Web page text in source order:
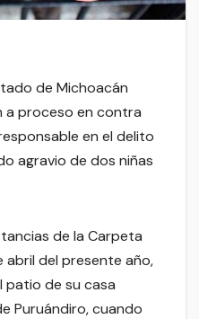
de Michoacán
a proceso en contra
en el delito
agravio de dos niñas
de la Carpeta
abril del presente año,
patio de su casa
Puruándiro, cuando